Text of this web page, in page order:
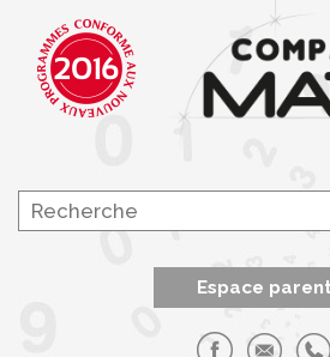
Espace